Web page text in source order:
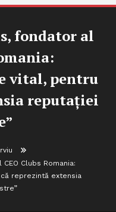
fondator al
vital, pentru
reputației
Clubs Romania:
reprezintă extensia